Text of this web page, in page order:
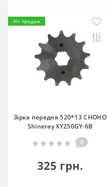
Хіт продаж
Зірка передня 520*13 CHOHO
Shineray XY250GY-6B
0
325 грн.